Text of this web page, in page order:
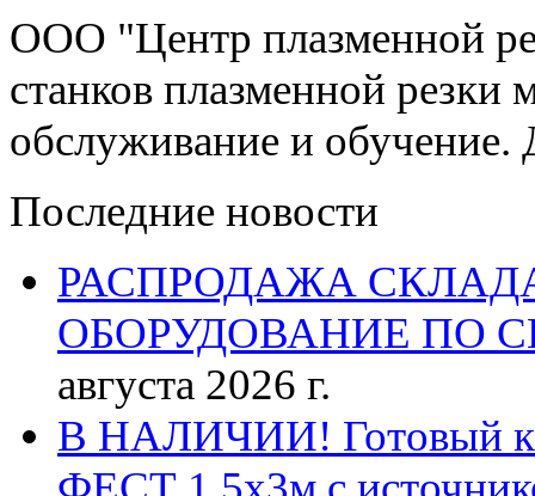
ООО "Центр плазменной
станков плазменной резки
обслуживание и обучение.
Последние новости
РАСПРОДАЖА
ОБОРУДОВАНИЕ ПО
августа 2026 г.
В НАЛИЧИИ! Готовый к